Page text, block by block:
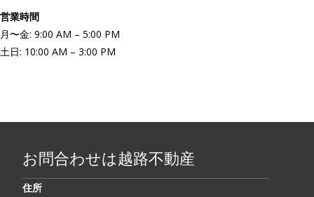
営業時間
月〜金: 9:00 AM – 5:00 PM
土日: 10:00 AM – 3:00 PM
お問合わせは越路不動産
住所